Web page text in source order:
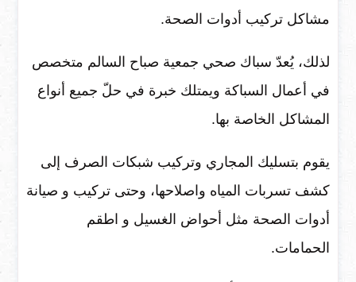
مشاكل تركيب أدوات الصحة.
لذلك، يُعدّ سباك صحي جمعية صباح السالم متخصص
في أعمال السباكة ويمتلك خبرة في حلّ جميع أنواع
المشاكل الخاصة بها.
يقوم بتسليك المجاري وتركيب شبكات الصرف إلى
كشف تسربات المياه واصلاحها، وحتى تركيب و صيانة
أدوات الصحة مثل أحواض الغسيل و اطقم
الحمامات.